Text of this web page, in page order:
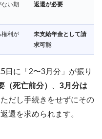
い期
返還が必要
権利が
未支給年金として請
求可能
日に「2〜3月分」が振り
（死亡前分）
3月分は
ただし手続きをせずにその
還を求められます。